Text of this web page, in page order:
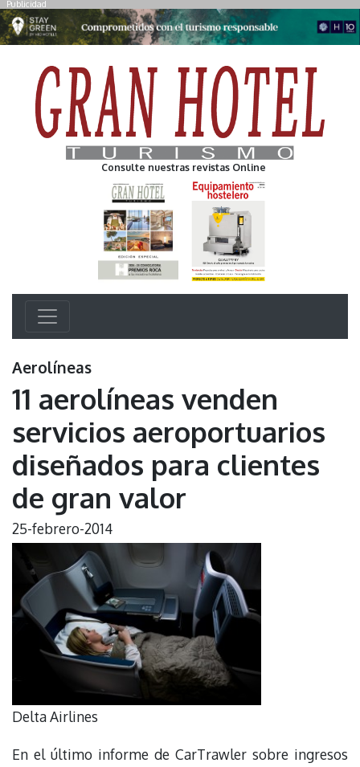
Publicidad
Consulte nuestras revistas Online
Aerolíneas
11 aerolíneas venden
servicios aeroportuarios
diseñados para clientes
de gran valor
25-febrero-2014
Delta Airlines
En el último informe de CarTrawler sobre ingresos